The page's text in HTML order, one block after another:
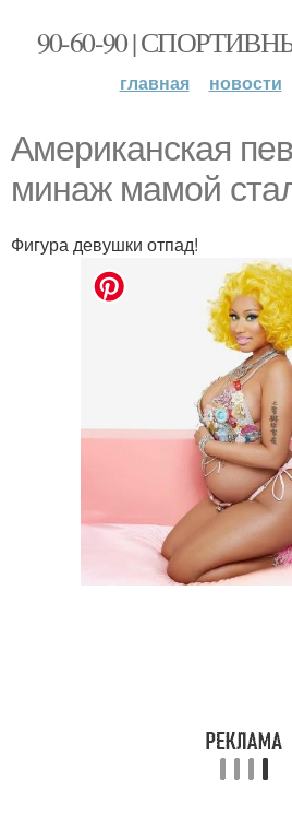
90-60-90 |
главная новости
Американская
минаж мамой
Фигура девушки отпад!